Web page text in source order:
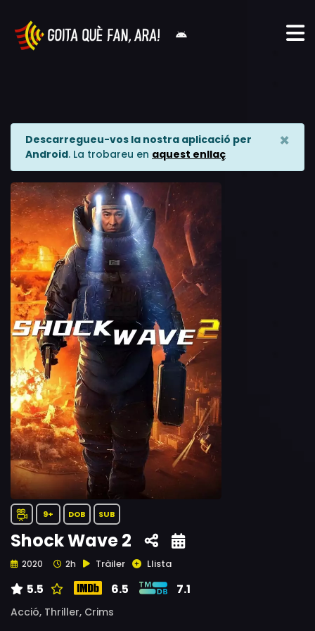
Descarregueu-vos la nostra aplicació per
Android. La trobareu en aquest enllaç
×
9+ DOB SUB
Shock Wave 2
2020 2h Tràiler Llista
5.5 6.5 7.1
Acció, Thriller, Crims